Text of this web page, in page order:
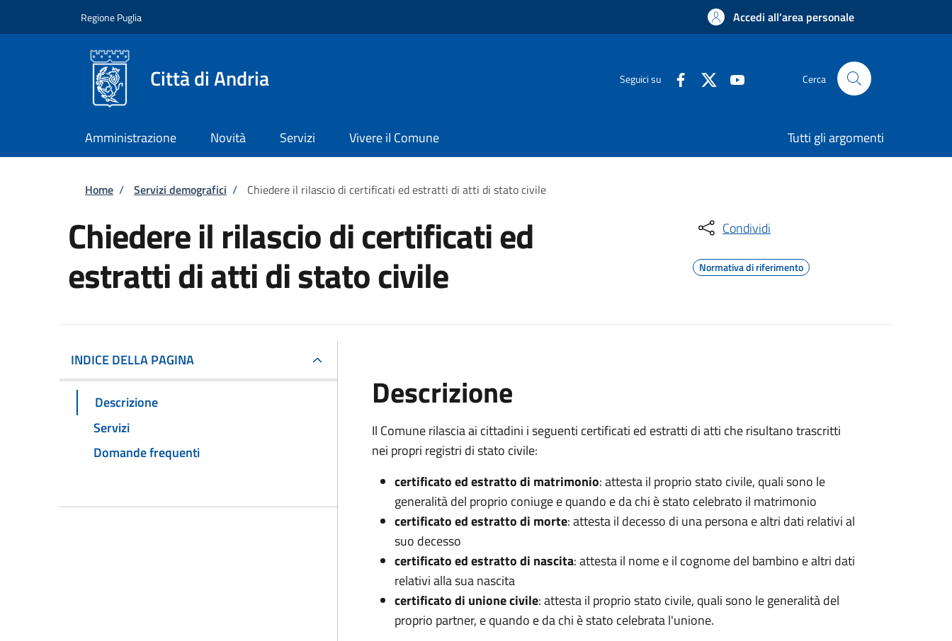
Regione Puglia Accedi all'area personale
Città di Andria Seguici su Cerca
Amministrazione Novità Servizi Vivere il Comune Tutti gli argomenti
Briciole di pane
Home / Servizi demografici / Chiedere il rilascio di certificati ed estratti di atti di stato civile
Chiedere il rilascio di certificati ed
estratti di atti di stato civile
Condividi
Normativa di riferimento
INDICE DELLA PAGINA
Descrizione
Servizi
Domande frequenti
Descrizione
Il Comune rilascia ai cittadini i seguenti certificati ed estratti di atti che risultano trascritti
nei propri registri di stato civile:
certificato ed estratto di matrimonio: attesta il proprio stato civile, quali sono le
generalità del proprio coniuge e quando e da chi è stato celebrato il matrimonio
certificato ed estratto di morte: attesta il decesso di una persona e altri dati relativi al
suo decesso
certificato ed estratto di nascita: attesta il nome e il cognome del bambino e altri dati
relativi alla sua nascita
certificato di unione civile: attesta il proprio stato civile, quali sono le generalità del
proprio partner, e quando e da chi è stato celebrata l'unione.